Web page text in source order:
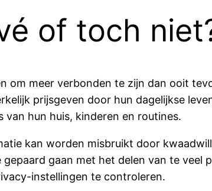
of toch
om meer verbonden te zijn dan ooit
prijsgeven door hun dagelijkse
van hun huis, kinderen en routines.
kan worden misbruikt door
gaan met het delen van te
instellingen te controleren.